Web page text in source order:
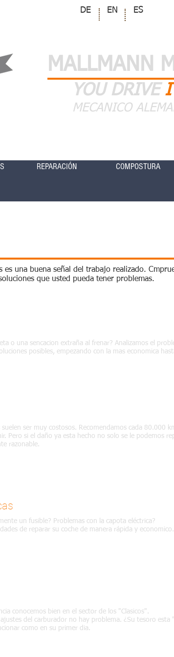
DE EN ES
MALLMANN
YOU DRIVE
MECANICO
REPARACIÓN COMPOSTURA
un fusible? Problemas con la capota eléctrica?
de reparar su coche de manera rápida y economico.
conocemos bien en el sector de los "Clasicos".
del carburador no hay problema. ¿Su tesoro esta
como en su primer dia.
suelen ser muy costosos. Recomendamos cada 80.000
Pero si el daño ya esta hecho no solo se le podemos
razonable.
es una buena señal del trabajo realizado.
que usted pueda tener problemas.
o una sencacion extraña al frenar? Analizamos el
posibles, empezando con la mas economica